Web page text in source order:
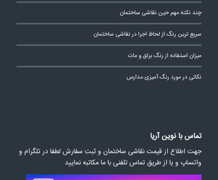
چند نکته مهم حین نقاشی ساختمان
سریع ترین رنگ از لحاظ اجرا در نقاشی ساختمان
میزان استفاده از رنگ براق و مات
نکاتی در مورد رنگ آمیزی مدارس
تماس با نوین آریا
جهت اطلاع از قیمت نقاشی ساختمان و ثبت سفارش لطفا در تلگرام و
واتساپ و یا از طریق تماس تلفنی با ما مکاتبه نمایید